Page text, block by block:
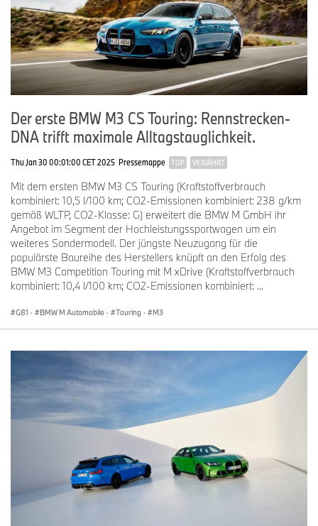
schwingenden Heckklappe von 500 auf bis zu 1 510 Liter
erweitert werden kann.
Der erste BMW M3 CS Touring: Rennstrecken-
DNA trifft maximale Alltagstauglichkeit.
Thu Jan 30 00:01:00 CET 2025 Pressemappe TOP VERJÄHRT
Mit dem ersten BMW M3 CS Touring (Kraftstoffverbrauch
kombiniert: 10,5 l/100 km; CO2-Emissionen kombiniert: 238 g/km
gemäß WLTP, CO2-Klasse: G) erweitert die BMW M GmbH ihr
Angebot im Segment der Hochleistungssportwagen um ein
weiteres Sondermodell. Der jüngste Neuzugang für die
populärste Baureihe des Herstellers knüpft an den Erfolg des
BMW M3 Competition Touring mit M xDrive (Kraftstoffverbrauch
kombiniert: 10,4 l/100 km; CO2-Emissionen kombiniert: ...
G81 · BMW M Automobile · Touring · M3